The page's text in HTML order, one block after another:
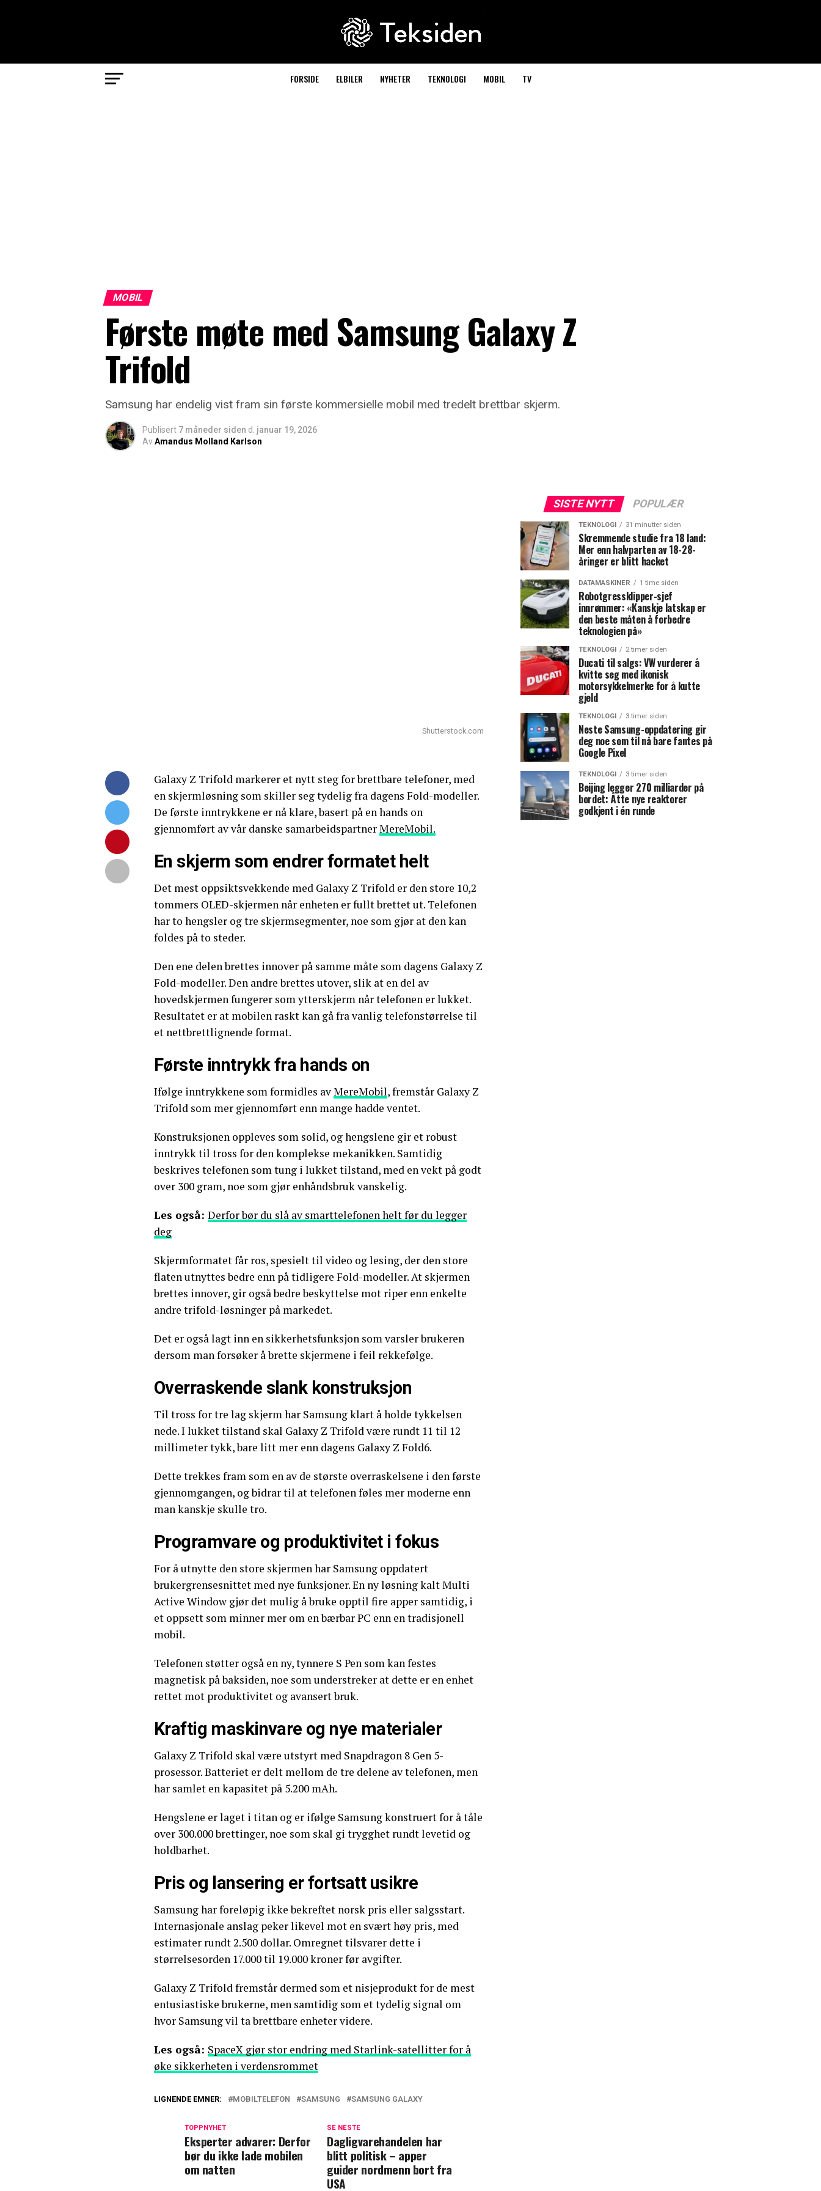
FORSIDE ELBILER NYHETER TEKNOLOGI MOBIL TV
MOBIL
Første møte med Samsung Galaxy Z
Trifold
Samsung har endelig vist fram sin første kommersielle mobil med tredelt brettbar skjerm.
Publisert 7 måneder siden d. januar 19, 2026
AvAmandus Molland Karlson
Shutterstock.com
Galaxy Z Trifold markerer et nytt steg for brettbare telefoner, med
en skjermløsning som skiller seg tydelig fra dagens Fold-modeller.
De første inntrykkene er nå klare, basert på en hands on
gjennomført av vår danske samarbeidspartnerMereMobil.
En skjerm som endrer formatet helt
Det mest oppsiktsvekkende med Galaxy Z Trifold er den store 10,2
tommers OLED-skjermen når enheten er fullt brettet ut. Telefonen
har to hengsler og tre skjermsegmenter, noe som gjør at den kan
foldes på to steder.
Den ene delen brettes innover på samme måte som dagens Galaxy Z
Fold-modeller. Den andre brettes utover, slik at en del av
hovedskjermen fungerer som ytterskjerm når telefonen er lukket.
Resultatet er at mobilen raskt kan gå fra vanlig telefonstørrelse til
et nettbrettlignende format.
Første inntrykk fra hands on
Ifølge inntrykkene som formidles avMereMobil, fremstår Galaxy Z
Trifold som mer gjennomført enn mange hadde ventet.
Konstruksjonen oppleves som solid, og hengslene gir et robust
inntrykk til tross for den komplekse mekanikken. Samtidig
beskrives telefonen som tung i lukket tilstand, med en vekt på godt
over 300 gram, noe som gjør enhåndsbruk vanskelig.
Les også: Derfor bør du slå av smarttelefonen helt før du legger
deg
Skjermformatet får ros, spesielt til video og lesing, der den store
flaten utnyttes bedre enn på tidligere Fold-modeller. At skjermen
brettes innover, gir også bedre beskyttelse mot riper enn enkelte
andre trifold-løsninger på markedet.
Det er også lagt inn en sikkerhetsfunksjon som varsler brukeren
dersom man forsøker å brette skjermene i feil rekkefølge.
Overraskende slank konstruksjon
Til tross for tre lag skjerm har Samsung klart å holde tykkelsen
nede. I lukket tilstand skal Galaxy Z Trifold være rundt 11 til 12
millimeter tykk, bare litt mer enn dagens Galaxy Z Fold6.
Dette trekkes fram som en av de største overraskelsene i den første
gjennomgangen, og bidrar til at telefonen føles mer moderne enn
man kanskje skulle tro.
Programvare og produktivitet i fokus
For å utnytte den store skjermen har Samsung oppdatert
brukergrensesnittet med nye funksjoner. En ny løsning kalt Multi
Active Window gjør det mulig å bruke opptil fire apper samtidig, i
et oppsett som minner mer om en bærbar PC enn en tradisjonell
mobil.
Telefonen støtter også en ny, tynnere S Pen som kan festes
magnetisk på baksiden, noe som understreker at dette er en enhet
rettet mot produktivitet og avansert bruk.
Kraftig maskinvare og nye materialer
Galaxy Z Trifold skal være utstyrt med Snapdragon 8 Gen 5-
prosessor. Batteriet er delt mellom de tre delene av telefonen, men
har samlet en kapasitet på 5.200 mAh.
Hengslene er laget i titan og er ifølge Samsung konstruert for å tåle
over 300.000 brettinger, noe som skal gi trygghet rundt levetid og
holdbarhet.
Pris og lansering er fortsatt usikre
Samsung har foreløpig ikke bekreftet norsk pris eller salgsstart.
Internasjonale anslag peker likevel mot en svært høy pris, med
estimater rundt 2.500 dollar. Omregnet tilsvarer dette i
størrelsesorden 17.000 til 19.000 kroner før avgifter.
Galaxy Z Trifold fremstår dermed som et nisjeprodukt for de mest
entusiastiske brukerne, men samtidig som et tydelig signal om
hvor Samsung vil ta brettbare enheter videre.
Les også: SpaceX gjør stor endring med Starlink-satellitter for å
øke sikkerheten i verdensrommet
LIGNENDE EMNER: MOBILTELEFON SAMSUNG SAMSUNG GALAXY
SE NESTE
Dagligvarehandelen har
blitt politisk – apper
guider nordmenn bort fra
USA
TOPPNYHET
Eksperter advarer: Derfor
bør du ikke lade mobilen
om natten
SISTE NYTT POPULÆR
TEKNOLOGI 31 minutter siden
Skremmende studie fra 18 land:
Mer enn halvparten av 18-28-
åringer er blitt hacket
DATAMASKINER 1 time siden
Robotgressklipper-sjef
innrømmer: «Kanskje latskap er
den beste måten å forbedre
teknologien på»
TEKNOLOGI 2 timer siden
Ducati til salgs: VW vurderer å
kvitte seg med ikonisk
motorsykkelmerke for å kutte
gjeld
TEKNOLOGI 3 timer siden
Neste Samsung-oppdatering gir
deg noe som til nå bare fantes på
Google Pixel
TEKNOLOGI 3 timer siden
Beijing legger 270 milliarder på
bordet: Åtte nye reaktorer
godkjent i én runde